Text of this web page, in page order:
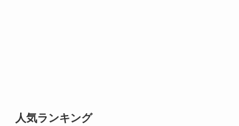
人気ランキング